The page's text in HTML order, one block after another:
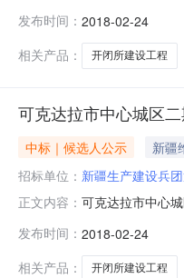
297000.00元投
投标工期30日历
发布时间： 2018-02-24
相关产品：
开闭所建设工程
可克达拉市中心城区
中标｜候选人公示
新疆
招标单位： 新疆生产建设兵
正文内容： 可克达拉市中心
开关柜及交流电
质量标准合格
发布时间： 2018-02-24
相关产品：
开闭所建设工程